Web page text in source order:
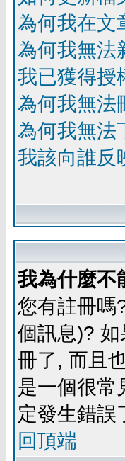
為何我在文
為何我無法
我已獲得授
為何我無法
為何我無法
我該向誰反
我為什麼不
您有註冊嗎
個訊息)?
冊了, 而且
是一個很常
定發生錯誤
回頂端